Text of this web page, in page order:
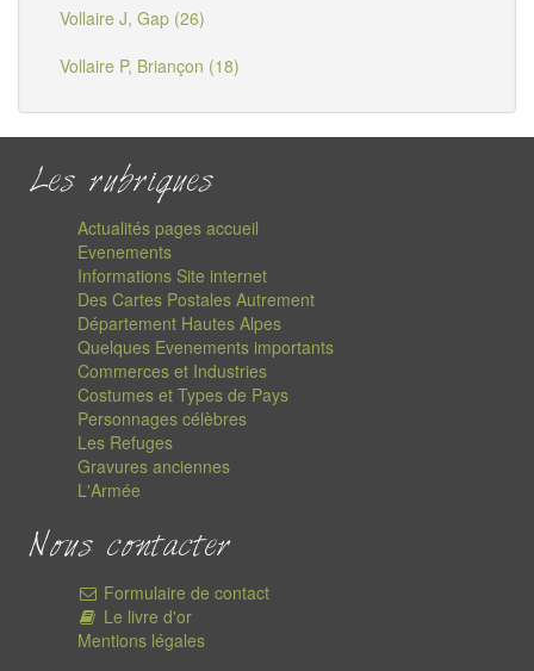
Vollaire J, Gap (26)
Vollaire P, Briançon (18)
Les rubriques
Actualités pages accueil
Evenements
Informations Site internet
Des Cartes Postales Autrement
Département Hautes Alpes
Quelques Evenements importants
Commerces et Industries
Costumes et Types de Pays
Personnages célèbres
Les Refuges
Gravures anciennes
L'Armée
Nous contacter
Formulaire de contact
Le livre d'or
Mentions légales